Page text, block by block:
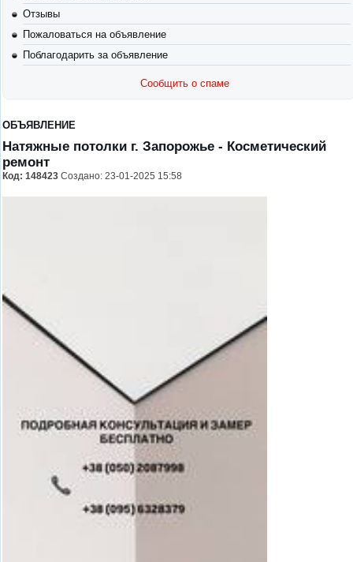
Отзывы
Пожаловаться на объявление
Поблагодарить за объявление
Сообщить о спаме
ОБЪЯВЛЕНИЕ
Натяжные потолки г. Запорожье - Косметический
ремонт
Код: 148423 Создано: 23-01-2025 15:58